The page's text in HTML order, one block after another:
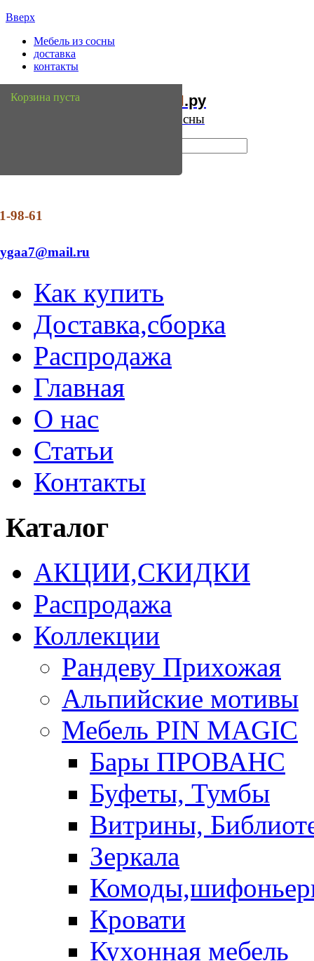
Вверх
Мебель из сосны
доставка
контакты
Мебель Сосны.ру
Интернет магазин мебели из сосны
98-61
Как купить
Доставка,сборка
Распродажа
Главная
О нас
Статьи
Контакты
Корзина пуста
Каталог
АКЦИИ,СКИДКИ
Распродажа
Коллекции
Рандеву Прихожая
Альпийские мотивы
Мебель PIN MAGIС
Бары ПРОВАНС
Буфеты, Тумбы
Витрины,
Зеркала
Кровати
Кухонная мебель